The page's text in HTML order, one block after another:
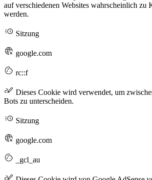
auf verschiedenen Websites wahrscheinlich zu
werden.
Sitzung
google.com
rc::f
Dieses Cookie wird verwendet, um
Bots zu unterscheiden.
Sitzung
google.com
_gcl_au